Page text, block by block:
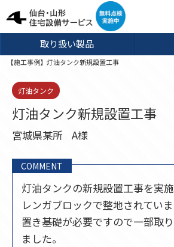
取り扱い製品
【施工事例】灯油タンク新規設置工事
灯油タンク
灯油タンク新規設置工事
宮城県某所 A様
COMMENT
灯油タンクの新規設置工事を実施
レンガブロックで整地されてい
置き基礎が必要ですので一部取
ました。